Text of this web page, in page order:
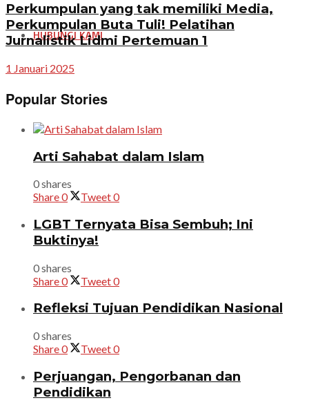
HUBUNGI KAMI
Perkumpulan yang tak memiliki Media,
Perkumpulan Buta Tuli! Pelatihan
Jurnalistik Lidmi Pertemuan 1
1 Januari 2025
Popular Stories
Arti Sahabat dalam Islam
0 shares
Share0 Tweet0
LGBT Ternyata Bisa Sembuh; Ini
Buktinya!
0 shares
Share0 Tweet0
Refleksi Tujuan Pendidikan Nasional
0 shares
Share0 Tweet0
Perjuangan, Pengorbanan dan
Pendidikan